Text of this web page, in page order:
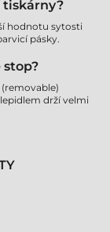
tiskárny?
hodnotu sytosti
pásky.
drží velmi